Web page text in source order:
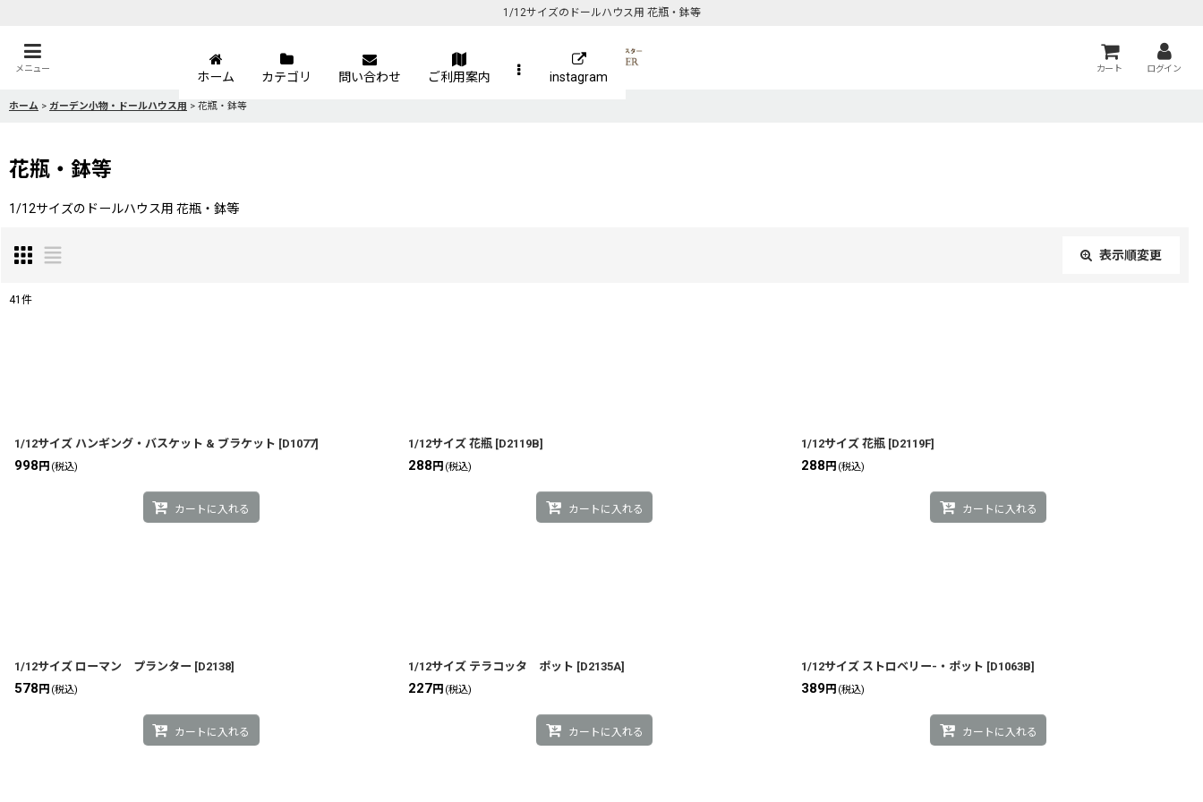
1/12サイズのドールハウス用 花瓶・鉢等
メニュー カート ログイン
ホーム カテゴリ 問い合わせ ご利用案内 instagram
ホーム > ガーデン小物・ドールハウス用 > 花瓶・鉢等
花瓶・鉢等
1/12サイズのドールハウス用 花瓶・鉢等
表示順変更
41 件
1/12サイズ ハンギング・バスケット & ブラケット [D1077]
998 円 (税込)
カートに入れる
1/12サイズ 花瓶 [D2119B]
288 円 (税込)
カートに入れる
1/12サイズ 花瓶 [D2119F]
288 円 (税込)
カートに入れる
1/12サイズ ローマン プランター [D2138]
578 円 (税込)
カートに入れる
1/12サイズ テラコッタ ポット [D2135A]
227円 (税込)
カートに入れる
1/12サイズ ストロベリー-・ポット [D1063B]
389円 (税込)
カートに入れる